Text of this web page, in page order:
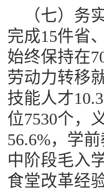
（七）务
完成15件省
始终保持在
劳动力转移
技能人才
位7530个，
56.6%，学
中阶段毛入
食堂改革经